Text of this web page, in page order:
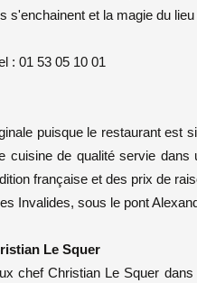
s'enchainent et la magie du
: 01 53 05 10 01
puisque le restaurant est
cuisine de qualité servie
française et des prix de
Invalides, sous le pont
Le Squer
chef Christian Le Squer